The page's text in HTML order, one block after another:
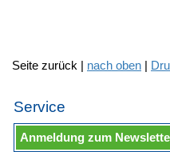
Seite zurück | nach oben |
Service
Anmeldung zum